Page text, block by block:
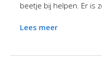
beetje bij helpen. Er is
Lees meer